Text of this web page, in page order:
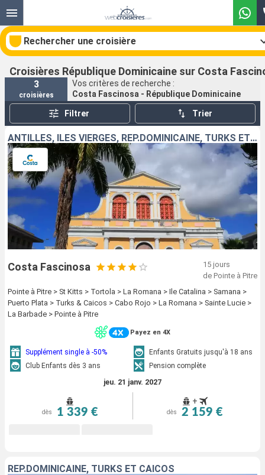
Rechercher une croisière
Nos destinations
Mois de départ
Ports
Rechercher
Croisières République Dominicaine sur Costa
3
croisières
Vos critères de recherche :
Costa Fascinosa - République Dominicaine
Filtrer Trier
ANTILLES, ILES VIERGES, RÉP.DOMINICAINE, TURKS ET CAICOS
Costa Fascinosa
15 jours
de Pointe à Pitre
Pointe à Pitre > St Kitts > Tortola > La Romana > Ile Catalina > Samana >
Puerto Plata > Turks & Caicos > Cabo Rojo > La Romana > Sainte Lucie >
La Barbade > Pointe à Pitre
Payez en 4X
Supplément single à -50%
Enfants Gratuits jusqu'à 18 ans
Club Enfants dès 3 ans
Pension complète
jeu. 21 janv. 2027
dès 1 339 €
+
dès 2 159 €
RÉP.DOMINICAINE, TURKS ET CAICOS